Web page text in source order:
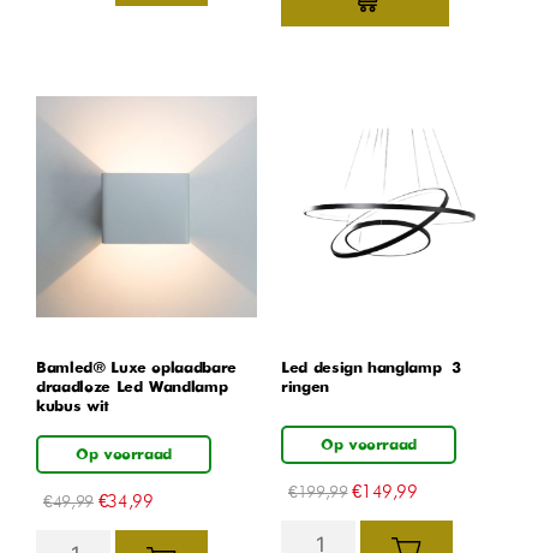
Bamled® Luxe oplaadbare
draadloze Led Wandlamp
kubus wit
Op voorraad
€49,99 €34,99
Led design hanglamp – 3
ringen
Op voorraad
€199,99 €149,99